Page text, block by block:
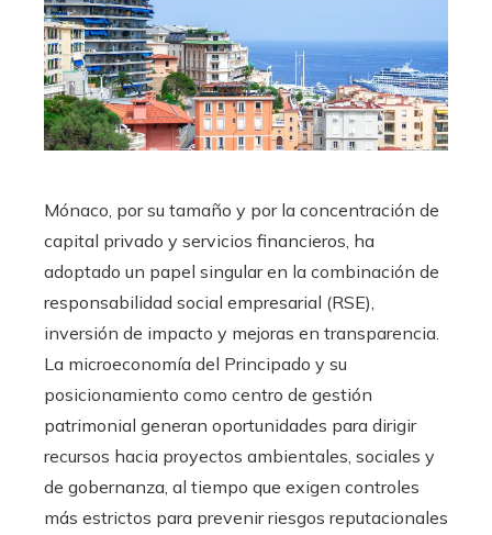
Mónaco, por su tamaño y por la concentración de
capital privado y servicios financieros, ha
adoptado un papel singular en la combinación de
responsabilidad social empresarial (RSE),
inversión de impacto y mejoras en transparencia.
La microeconomía del Principado y su
posicionamiento como centro de gestión
patrimonial generan oportunidades para dirigir
recursos hacia proyectos ambientales, sociales y
de gobernanza, al tiempo que exigen controles
más estrictos para prevenir riesgos reputacionales